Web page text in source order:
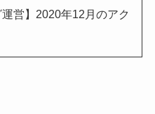
運営】2020年12月のアク